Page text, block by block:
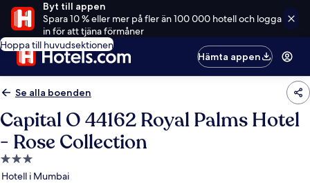
Byt till appen
Spara 10 % eller mer på fler än 100 000 hotell och logga
in för att tjäna förmåner
Hoppa till huvudsektionen
Hämta appen
Se alla boenden
Capital O 44162 Royal Palms Hotel
- Rose Collection
3.0-
stjärnigt
Hotell i Mumbai